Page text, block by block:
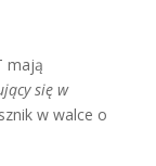
mają
się w
w walce o